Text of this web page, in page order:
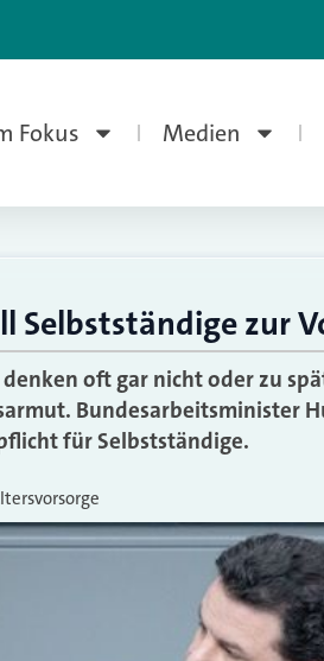
Fokus Medien
zur
oft gar nicht oder zu
Bundesarbeitsminister
für Selbstständige.